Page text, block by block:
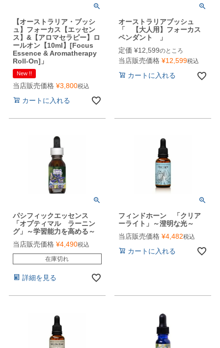
【オーストラリア・ブッシ
ュ】フォーカス【エッセン
ス】&【アロマセラピー】ロ
ールオン【10ml】[Focus
Essence & Aromatherapy
Roll-On]」
New !!
当店販売価格 ¥3,800税込
カートに入れる
オーストラリアブッシュ
「 【大人用】フォーカス
ペンダント 」
定価 ¥12,599のところ
当店販売価格 ¥12,599税込
カートに入れる
パシフィックエッセンス
「オプティマル ラーニン
グ」～学習能力を高める～
当店販売価格 ¥4,490税込
在庫切れ
詳細を見る
フィンドホーン 「クリア
ーライト」～澄明な光～
当店販売価格 ¥4,482税込
カートに入れる